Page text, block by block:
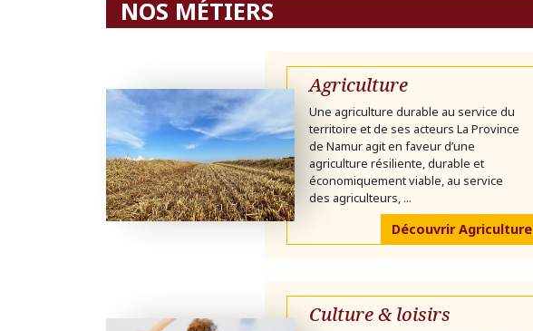
NOS MÉTIERS
Agriculture
Une agriculture durable au service du
territoire et de ses acteurs La Province
de Namur agit en faveur d’une
agriculture résiliente, durable et
économiquement viable, au service
des agriculteurs, ...
Découvrir Agriculture
Culture & loisirs